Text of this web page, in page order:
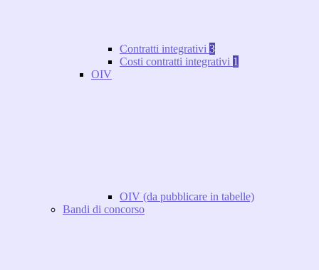
Contratti integrativi 3
Costi contratti integrativi 1
OIV
OIV (da pubblicare in tabelle)
Bandi di concorso